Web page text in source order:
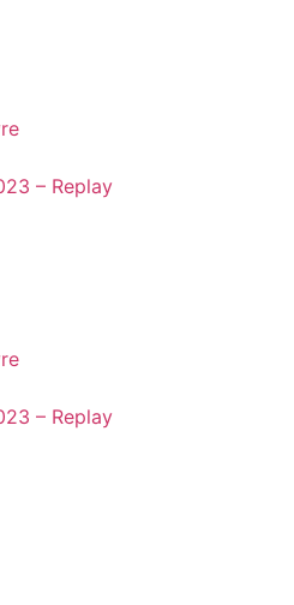
– Replay
– Replay